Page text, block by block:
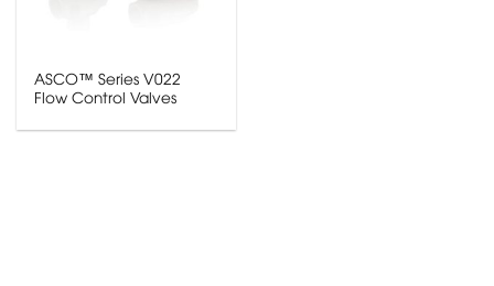
ASCO™ Series V022
Flow Control Valves